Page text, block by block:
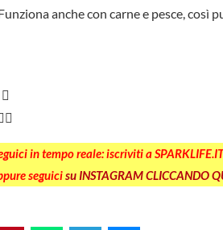
anche con carne e pesce, così
in tempo reale: iscriviti a
seguicisu INSTAGRAM CLICCANDO